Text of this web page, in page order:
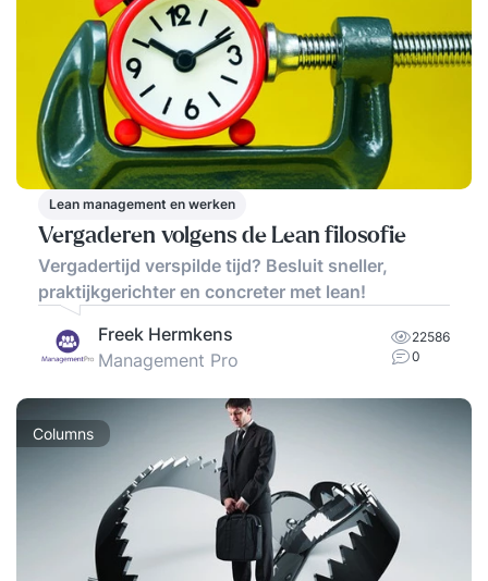
Lean management en werken
Vergaderen volgens de Lean filosofie
Vergadertijd verspilde tijd? Besluit sneller,
praktijkgerichter en concreter met lean!
Freek Hermkens
Management Pro
22586
0
Columns